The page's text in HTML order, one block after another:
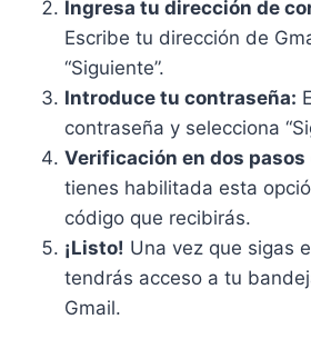
Ingresa tu dirección de
Escribe tu dirección de
“Siguiente”.
Introduce tu contraseña:
contraseña y selecciona
Verificación en dos
tienes habilitada esta
código que recibirás.
¡Listo! Una vez que sigas
tendrás acceso a tu
Gmail.